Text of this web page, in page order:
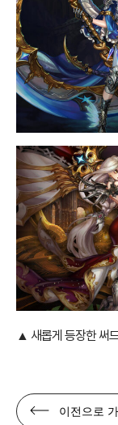
▲ 새롭게 등장한 써드
이전으로